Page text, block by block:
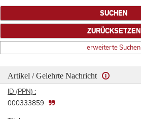
erweiterte Suchen
Artikel / Gelehrte Nachricht
ID (PPN) :
000333859